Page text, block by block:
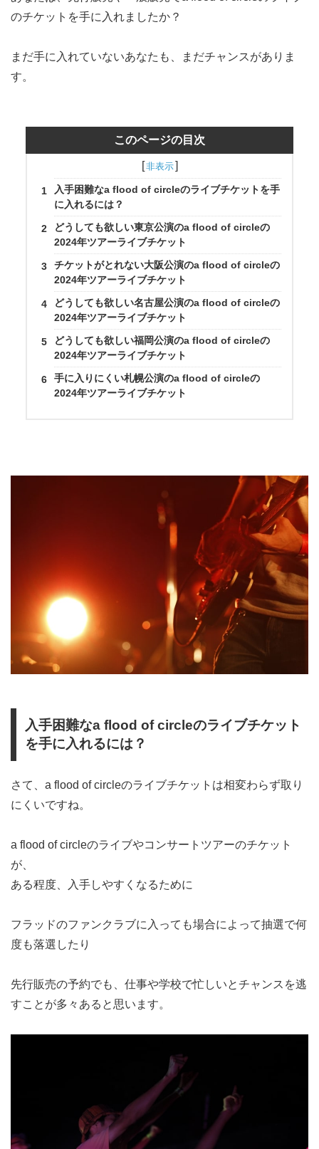
のチケットを手に入れましたか？
まだ手に入れていないあなたも、まだチャンスがありま
す。
このページの目次
入手困難なa flood of circleのライブチケットを手
に入れるには？
どうしても欲しい東京公演のa flood of circleの
2024年ツアーライブチケット
チケットがとれない大阪公演のa flood of circleの
2024年ツアーライブチケット
どうしても欲しい名古屋公演のa flood of circleの
2024年ツアーライブチケット
どうしても欲しい福岡公演のa flood of circleの
2024年ツアーライブチケット
手に入りにくい札幌公演のa flood of circleの
2024年ツアーライブチケット
入手困難なa flood of circleのライブチケット
を手に入れるには？
さて、a flood of circleのライブチケットは相変わらず取り
にくいですね。
a flood of circleのライブやコンサートツアーのチケット
が、
ある程度、入手しやすくなるために
フラッドのファンクラブに入っても場合によって抽選で何
度も落選したり
先行販売の予約でも、仕事や学校で忙しいとチャンスを逃
すことが多々あると思います。